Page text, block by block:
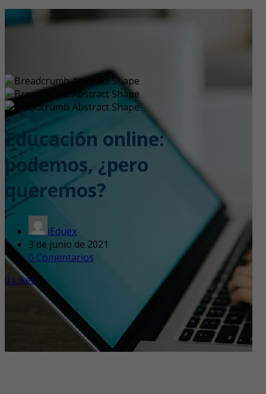
Educación online:
podemos, ¿pero
queremos?
iEduex
3 de junio de 2021
0 Comentarios
0 Likes